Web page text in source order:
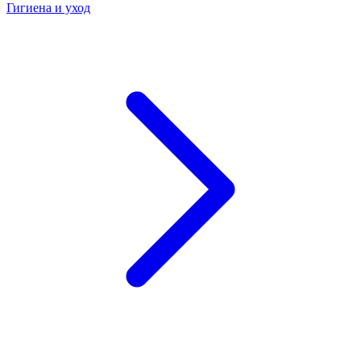
Гигиена и уход